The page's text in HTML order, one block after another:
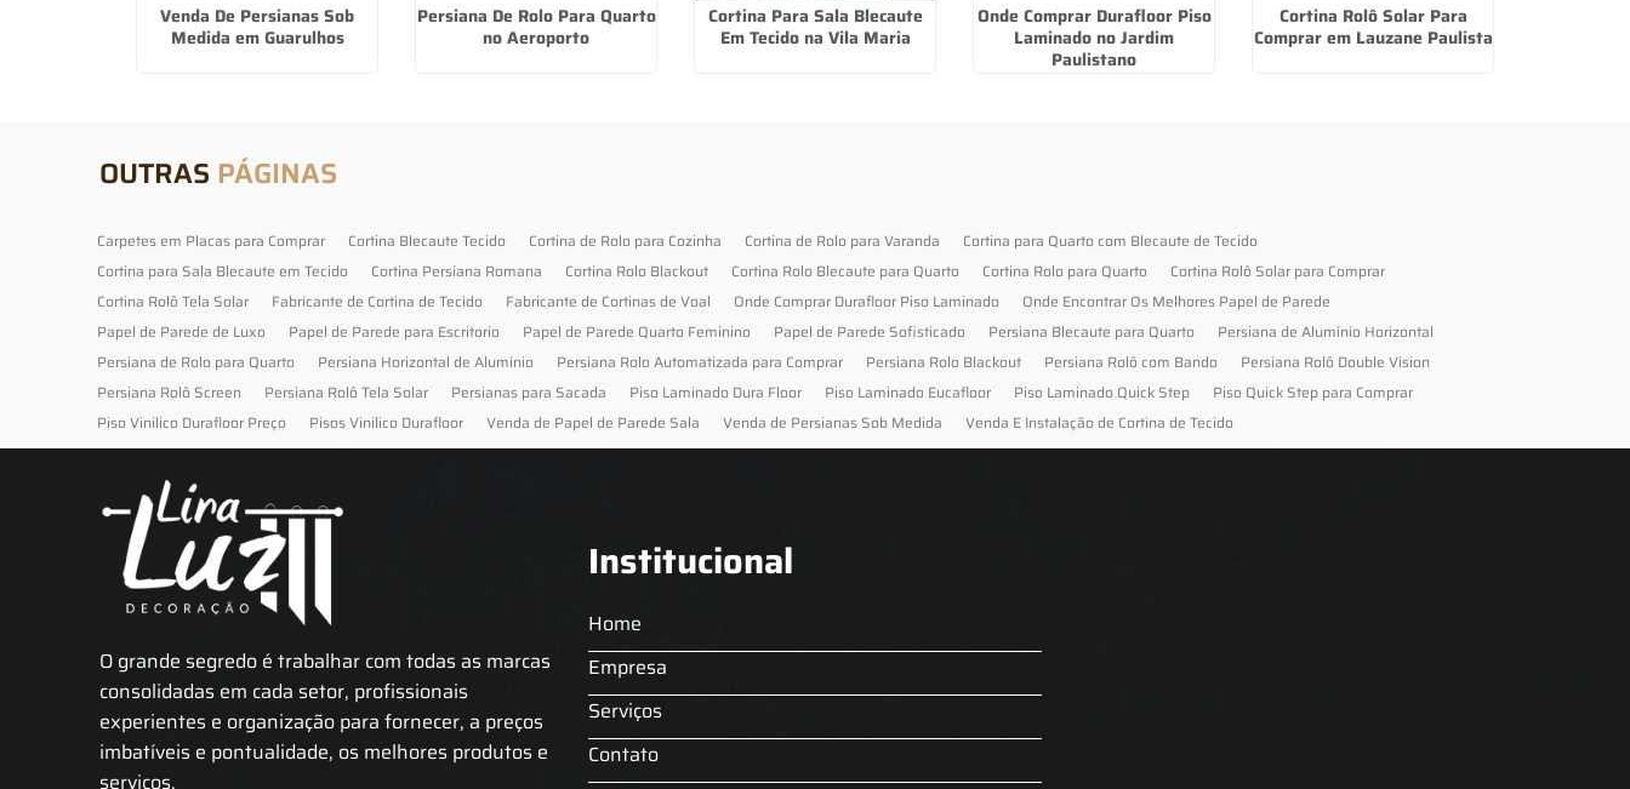
Venda De Persianas Sob
Medida em Guarulhos
Persiana De Rolo Para Quarto
no Aeroporto
Cortina Para Sala Blecaute
Em Tecido na Vila Maria
Onde Comprar Durafloor Piso
Laminado no Jardim
Paulistano
Cortina Rolô Solar Para
Comprar em Lauzane Paulista
OUTRAS PÁGINAS
Carpetes em Placas para Comprar Cortina Blecaute Tecido Cortina de Rolo para Cozinha Cortina de Rolo para Varanda
Cortina para Quarto com Blecaute de Tecido
Cortina para Sala Blecaute em Tecido
Cortina Persiana Romana Cortina Rolo Blackout Cortina Rolo Blecaute para Quarto Cortina Rolo para Quarto
Cortina Rolô Solar para Comprar
Cortina Rolô Tela Solar
Fabricante de Cortina de Tecido Fabricante de Cortinas de Voal Onde Comprar Durafloor Piso Laminado
Onde Encontrar Os Melhores Papel de Parede
Papel de Parede de Luxo
Papel de Parede para Escritorio Papel de Parede Quarto Feminino Papel de Parede Sofisticado Persiana Blecaute para Quarto
Persiana de Alumínio Horizontal
Persiana de Rolo para Quarto
Persiana Horizontal de Alumínio Persiana Rolo Automatizada para Comprar Persiana Rolo Blackout Persiana Rolô com Bando
Persiana Rolô Double Vision
Persiana Rolô Screen
Persiana Rolô Tela Solar Persianas para Sacada Piso Laminado Dura Floor Piso Laminado Eucafloor Piso Laminado Quick Step
Piso Quick Step para Comprar
Piso Vinilico Durafloor Preço
Pisos Vinilico Durafloor Venda de Papel de Parede Sala Venda de Persianas Sob Medida Venda E Instalação de Cortina de Tecido
O grande segredo é trabalhar com todas as marcas
consolidadas em cada setor, profissionais
experientes e organização para fornecer, a preços
imbatíveis e pontualidade, os melhores produtos e
serviços.
Institucional
Home
Empresa
Serviços
Contato